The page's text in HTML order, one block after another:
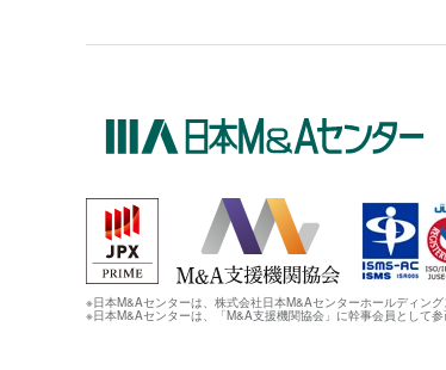
※日本M&Aセンターは、株式会社日本M&Aセンターホールディング
※日本M&Aセンターは、「M&A支援機関協会」に幹事会員として参